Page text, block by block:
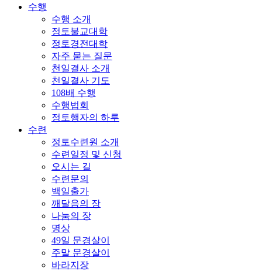
수행
수행 소개
정토불교대학
정토경전대학
자주 묻는 질문
천일결사 소개
천일결사 기도
108배 수행
수행법회
정토행자의 하루
수련
정토수련원 소개
수련일정 및 신청
오시는 길
수련문의
백일출가
깨달음의 장
나눔의 장
명상
49일 문경살이
주말 문경살이
바라지장